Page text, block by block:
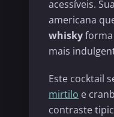
acessíveis.
americana
whiskyforma
mais
Este cocktail
mirtilo e
contraste